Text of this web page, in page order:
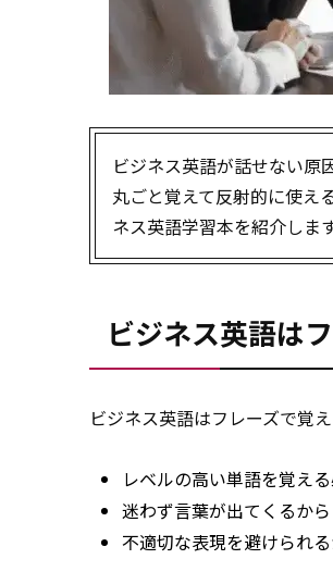
ビジネス英語が話せない原
丸ごと覚えて反射的に使え
ネス英語学習本を紹介します
ビジネス英語は
ビジネス英語はフレーズで覚
レベルの高い単語を覚え
迷わず言葉が出てくるから
不適切な表現を避けられ